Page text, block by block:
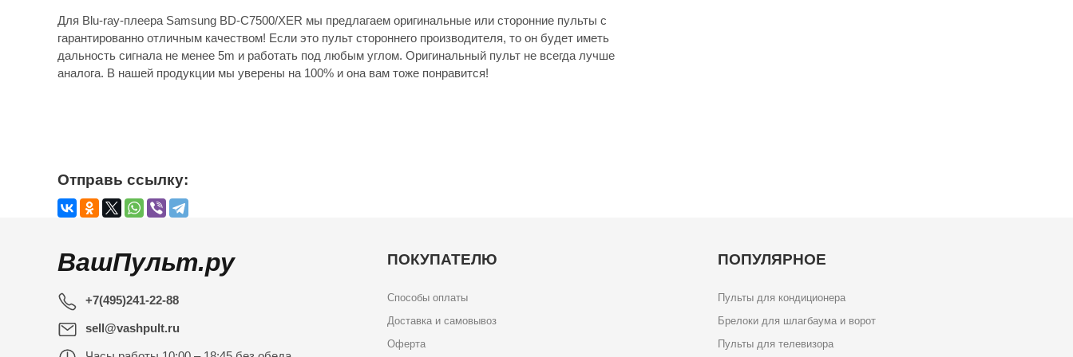
Для Blu-ray-плеера Samsung BD-C7500/XER мы предлагаем оригинальные или сторонние пульты с
гарантированно отличным качеством! Если это пульт стороннего производителя, то он будет иметь
дальность сигнала не менее 5m и работать под любым углом. Оригинальный пульт не всегда лучше
аналога. В нашей продукции мы уверены на 100% и она вам тоже понравится!
Отправь ссылку:
ВашПульт.ру
+7(495)241-22-88
sell@vashpult.ru
ПОКУПАТЕЛЮ
Способы оплаты
Доставка и самовывоз
Оферта
ПОПУЛЯРНОЕ
Пульты для кондиционера
Брелоки для шлагбаума и ворот
Пульты для телевизора